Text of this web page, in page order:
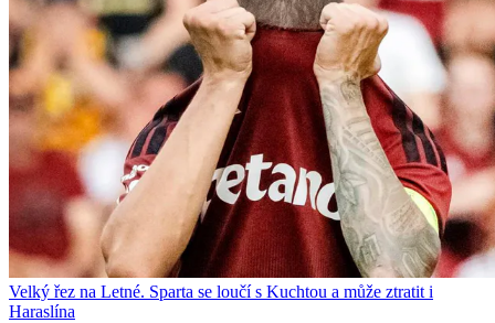
Velký řez na Letné. Sparta se loučí s Kuchtou a může ztratit i
Haraslína